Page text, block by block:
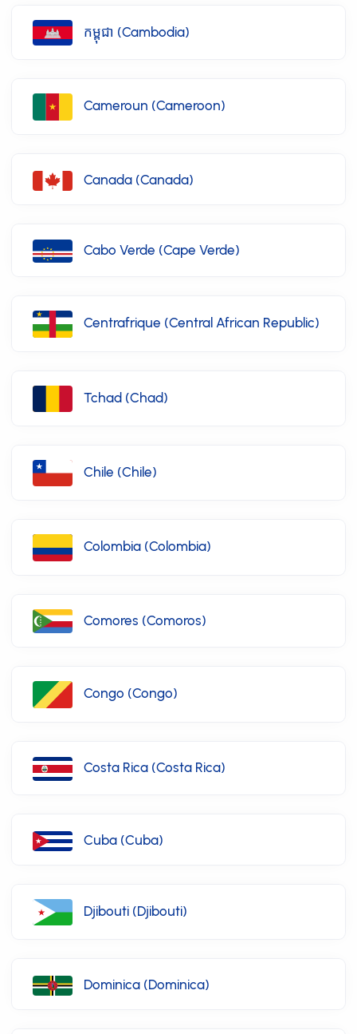
កម្ពុជា (Cambodia)
Cameroun (Cameroon)
Canada (Canada)
Cabo Verde (Cape Verde)
Centrafrique (Central African Republic)
Tchad (Chad)
Chile (Chile)
Colombia (Colombia)
Comores (Comoros)
Congo (Congo)
Costa Rica (Costa Rica)
Cuba (Cuba)
Djibouti (Djibouti)
Dominica (Dominica)